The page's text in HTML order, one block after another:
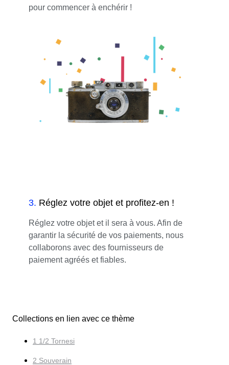
pour commencer à enchérir !
3. Réglez votre objet et profitez-en !
Réglez votre objet et il sera à vous. Afin de
garantir la sécurité de vos paiements, nous
collaborons avec des fournisseurs de
paiement agréés et fiables.
Collections en lien avec ce thème
1 1/2 Tornesi
2 Souverain